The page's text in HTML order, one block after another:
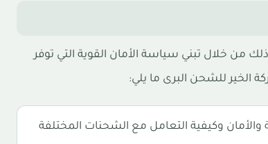
من خلال تبني سياسة الأمان القوية التي توفر
الخير للشحن البرى ما يلي:
والأمان وكيفية التعامل مع الشحنات المختلفة